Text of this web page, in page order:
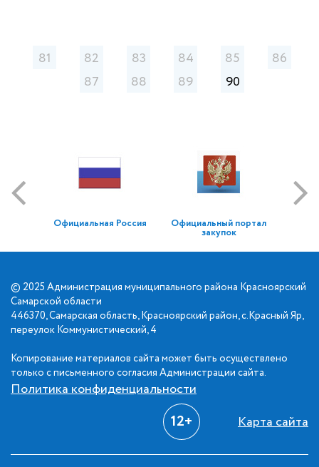
81 82 83 84 85
86
87
88 89 90
Официальная Россия Официальный портал
закупок
© 2025 Администрация муниципального района Красноярский
Самарской области
446370, Самарская область, Красноярский район, с.Красный Яр,
переулок Коммунистический, 4
Копирование материалов сайта может быть осуществлено
только с письменного согласия Администрации сайта.
Политика конфиденциальности
12+ Карта сайта